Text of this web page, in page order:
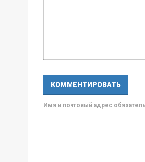
Имя и почтовый адрес